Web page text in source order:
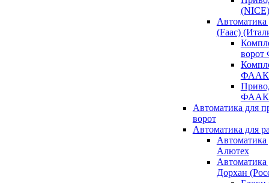
(NICE)
(Faac)
ФААК
ФААК
Автоматика для
ворот
Автоматика для
Алютех
Дорхан